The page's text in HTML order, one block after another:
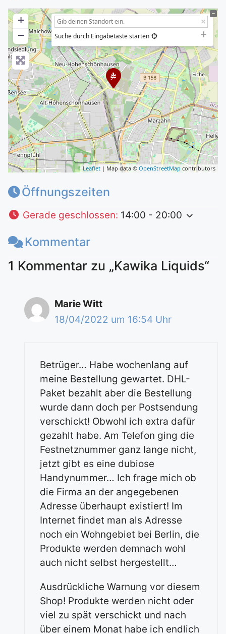
+
−
Suche durch Eingabetaste starten
Leaflet | Map data © OpenStreetMap contributors
Öffnungszeiten
Gerade geschlossen: 14:00 - 20:00
Kommentar
1 Kommentar zu „Kawika Liquids“
Marie Witt
18/04/2022 um 16:54 Uhr
Betrüger… Habe wochenlang auf
meine Bestellung gewartet. DHL-
Paket bezahlt aber die Bestellung
wurde dann doch per Postsendung
verschickt! Obwohl ich extra dafür
gezahlt habe. Am Telefon ging die
Festnetznummer ganz lange nicht,
jetzt gibt es eine dubiose
Handynummer… Ich frage mich ob
die Firma an der angegebenen
Adresse überhaupt existiert! Im
Internet findet man als Adresse
noch ein Wohngebiet bei Berlin, die
Produkte werden demnach wohl
auch nicht selbst hergestellt…
Ausdrückliche Warnung vor diesem
Shop! Produkte werden nicht oder
viel zu spät verschickt und nach
über einem Monat habe ich endlich